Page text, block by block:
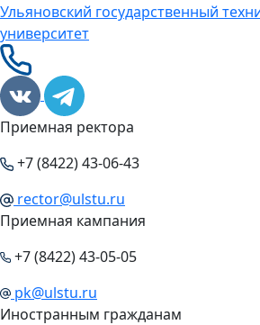
Ульяновский государственный
университет
Приемная ректора
+7 (8422) 43-06-43
rector@ulstu.ru
Приемная кампания
+7 (8422) 43-05-05
pk@ulstu.ru
Иностранным гражданам